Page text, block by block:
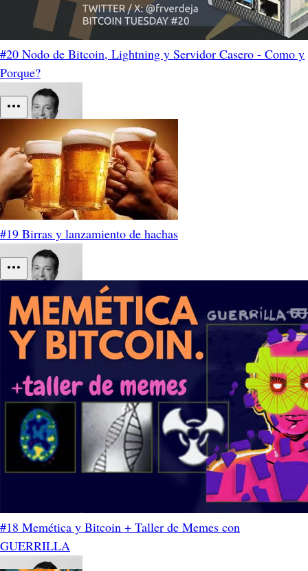
#20 Nodo de Bitcoin, Lightning y Servidor Casero - Como y
Porque?
#19 Birras y lanzamiento de hachas
#18 Memética y Bitcoin + Taller de Memes con
GUERRILLA